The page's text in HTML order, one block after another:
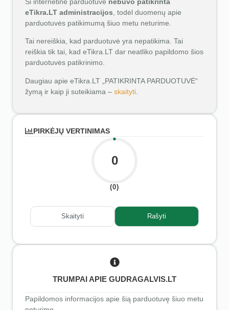
eTikra.LT administracijos , todėl duomenų apie
parduotuvės patikimumą šiuo metu neturime.
Tai nereiškia, kad parduotuvė yra nepatikima. Tai
reiškia tik tai, kad eTikra.LT dar neatliko papildomo šios
parduotuvės patikrinimo.
Daugiau apie eTikra.LT „PATIKRINTA PARDUOTUVĖ“
žymą ir kaip ji suteikiama – skaityti
PIRKĖJŲ VERTINIMAS
0
(0)
Skaityti Rašyti
TRUMPAI APIE GUDRAGALVIS.LT
Papildomos informacijos apie šią parduotuvę šiuo metu